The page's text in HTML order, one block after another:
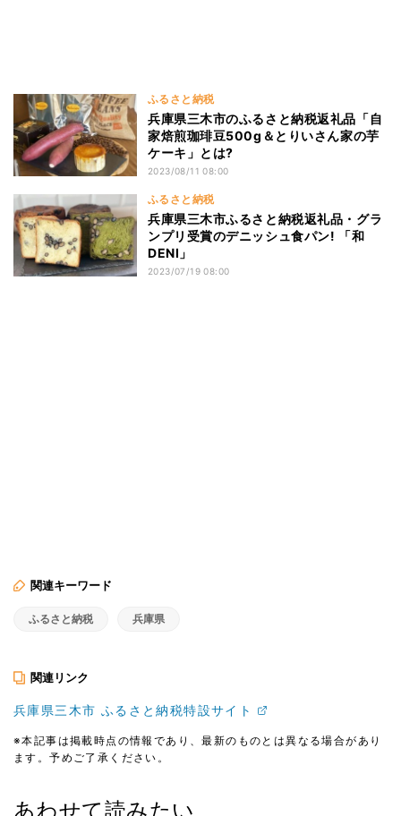
ふるさと納税
兵庫県三木市のふるさと納税返礼品「自
家焙煎珈琲豆500g＆とりいさん家の芋
ケーキ」とは?
2023/08/11 08:00
ふるさと納税
兵庫県三木市ふるさと納税返礼品・グラ
ンプリ受賞のデニッシュ食パン! 「和
DENI」
2023/07/19 08:00
関連キーワード
ふるさと納税 兵庫県
関連リンク
兵庫県三木市 ふるさと納税特設サイト
※本記事は掲載時点の情報であり、最新のものとは異なる場合があり
ます。予めご了承ください。
あわせて読みたい